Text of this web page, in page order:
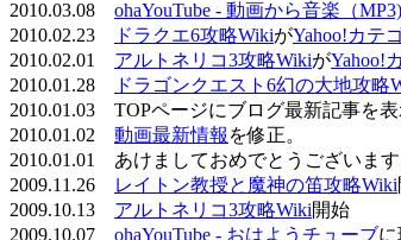
2010.03.08 ohaYouTube - 動画から音楽（
2010.02.23
ドラクエ6攻略WikiがYahoo!カテ
2010.02.01 アルトネリコ3攻略WikiがYahoo!
2010.01.28
ドラゴンクエスト6幻の大地攻略
2010.01.03 TOPページにブログ最新記事を表
2010.01.02 動画最新情報 を修正。
2010.01.01 あけましておめでとうございま
2009.11.26
レイトン教授と魔神の笛攻略Wiki
2009.10.13 アルトネリコ3攻略Wiki開始
2009.10.07 ohaYouTube - おはようチューブ